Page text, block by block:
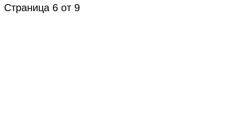
Страница 6 от 9